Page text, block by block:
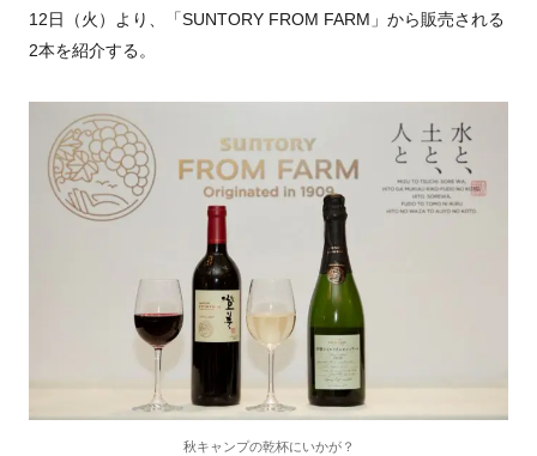
12日（火）より、「SUNTORY FROM FARM」から販売される
2本を紹介する。
秋キャンプの乾杯にいかが？